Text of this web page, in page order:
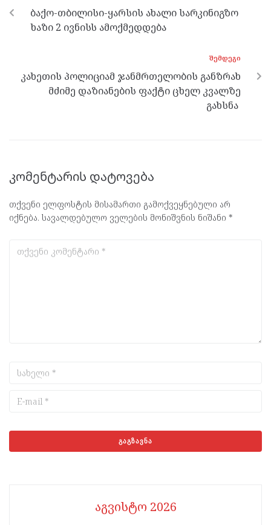
o
k
er m p
p
ბაქო-თბილისი-ყარსის ახალი სარკინიგზო
ხაზი 2 ივნისს ამოქმედდება
ᲨᲔᲛᲓᲔᲒᲘ
კახეთის პოლიციამ ჯანმრთელობის განზრახ
მძიმე დაზიანების ფაქტი ცხელ კვალზე
გახსნა
კომენტარის დატოვება
თქვენი ელფოსტის მისამართი გამოქვეყნებული არ
იქნება. სავალდებულო ველების მონიშვნის ნიშანი *
აგვისტო 2026